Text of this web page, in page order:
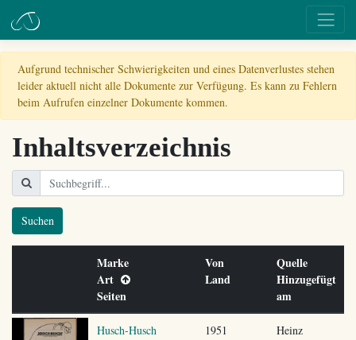
Aufgrund technischer Schwierigkeiten und eines Datenverlustes stehen
leider aktuell nicht alle Dokumente zur Verfügung. Es kann zu Fehlern
beim Aufrufen einzelner Dokumente kommen.
Inhaltsverzeichnis
Suchen
Marke
Art
Seiten
Von
Land
Quelle
Hinzugefügt
am
Husch-Husch
1951
Heinz